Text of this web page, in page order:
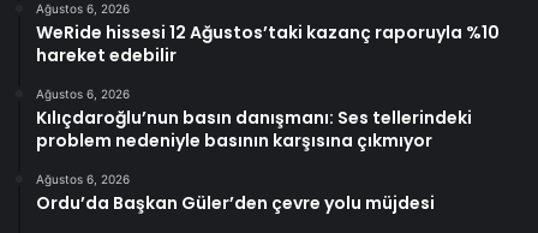
Ağustos 6, 2026
WeRide hissesi 12 Ağustos’taki kazanç raporuyla %10
hareket edebilir
Ağustos 6, 2026
Kılıçdaroğlu’nun basın danışmanı: Ses tellerindeki
problem nedeniyle basının karşısına çıkmıyor
Ağustos 6, 2026
Ordu’da Başkan Güler’den çevre yolu müjdesi